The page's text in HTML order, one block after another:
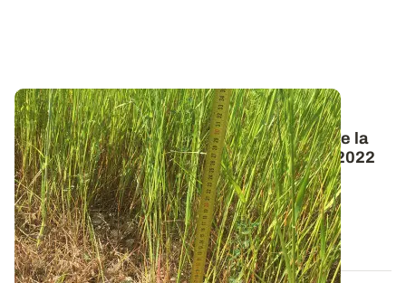
PROJET TERMINÉ
Observatoire Phosphobio : présentation de la
campagne de prélèvements de végétaux 2022
En complément de l’analyse de terre réalisée sur
l’ensemble des parcelles de l...
13 DÉC. 2022